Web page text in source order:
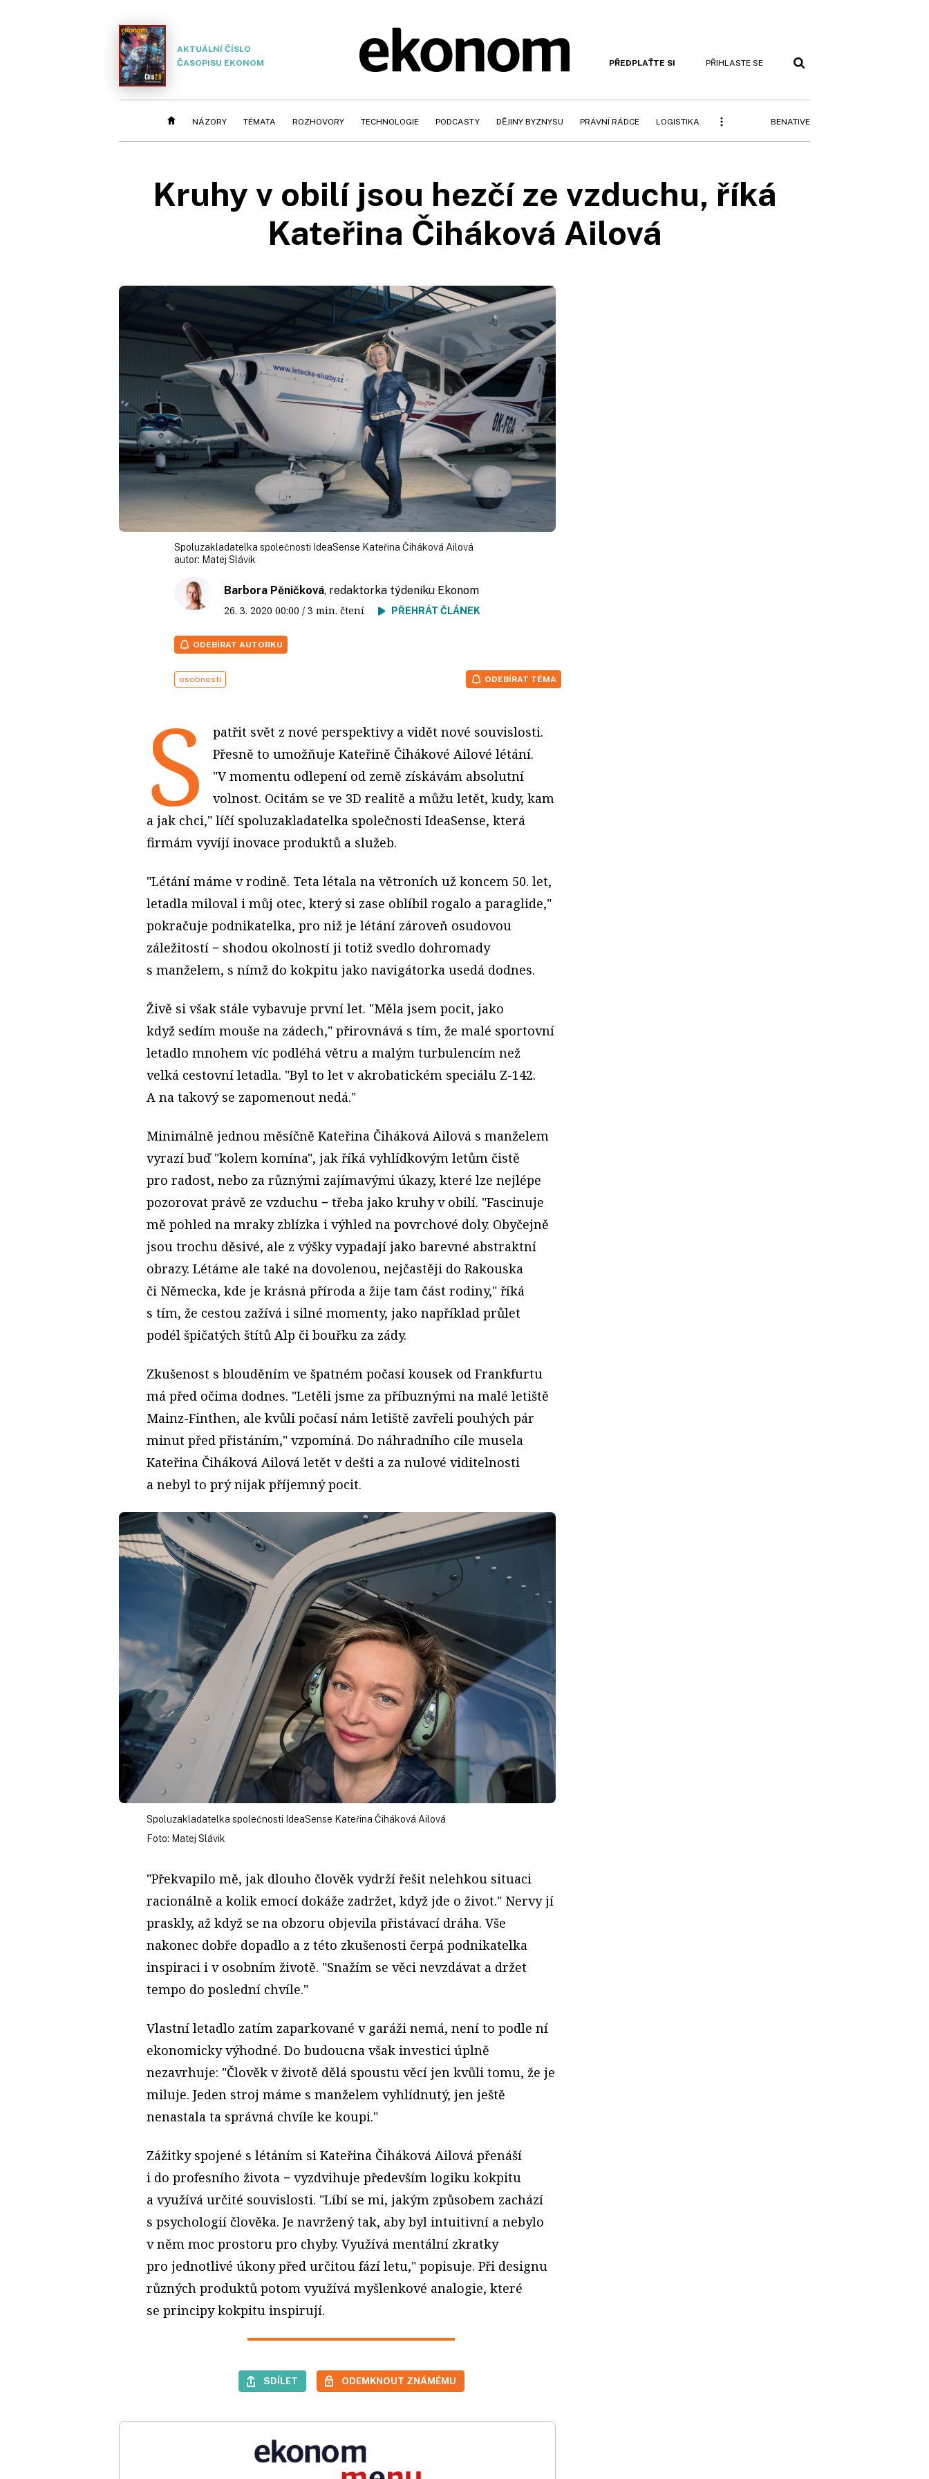
AKTUÁLNÍ ČÍSLO
ČASOPISU EKONOM
PŘEDPLAŤTE SI PŘIHLASTE SE
NÁZORY TÉMATA ROZHOVORY TECHNOLOGIE PODCASTY DĚJINY BYZNYSU PRÁVNÍ RÁDCE LOGISTIKA BENATIVE
Kruhy v obilí jsou hezčí ze vzduchu, říká
Kateřina Čiháková Ailová
Spoluzakladatelka společnosti IdeaSense Kateřina Čiháková Ailová
autor: Matej Slávik
Barbora Pěničková, redaktorka týdeníku Ekonom
26. 3. 2020 00:00 / 3 min. čtení PŘEHRÁT ČLÁNEK
ODEBÍRAT AUTORKU
osobnosti ODEBÍRAT TÉMA
S
patřit svět z nové perspektivy a vidět nové souvislosti.
Přesně to umožňuje Kateřině Čihákové Ailové létání.
"V momentu odlepení od země získávám absolutní
volnost. Ocitám se ve 3D realitě a můžu letět, kudy, kam
a jak chci," líčí spoluzakladatelka společnosti IdeaSense, která
firmám vyvíjí inovace produktů a služeb.
"Létání máme v rodině. Teta létala na větroních už koncem 50. let,
letadla miloval i můj otec, který si zase oblíbil rogalo a paraglide,"
pokračuje podnikatelka, pro niž je létání zároveň osudovou
záležitostí − shodou okolností ji totiž svedlo dohromady
s manželem, s nímž do kokpitu jako navigátorka usedá dodnes.
Živě si však stále vybavuje první let. "Měla jsem pocit, jako
když sedím mouše na zádech," přirovnává s tím, že malé sportovní
letadlo mnohem víc podléhá větru a malým turbulencím než
velká cestovní letadla. "Byl to let v akrobatickém speciálu Z-142.
A na takový se zapomenout nedá."
Minimálně jednou měsíčně Kateřina Čiháková Ailová s manželem
vyrazí buď "kolem komína", jak říká vyhlídkovým letům čistě
pro radost, nebo za různými zajímavými úkazy, které lze nejlépe
pozorovat právě ze vzduchu − třeba jako kruhy v obilí. "Fascinuje
mě pohled na mraky zblízka i výhled na povrchové doly. Obyčejně
jsou trochu děsivé, ale z výšky vypadají jako barevné abstraktní
obrazy. Létáme ale také na dovolenou, nejčastěji do Rakouska
či Německa, kde je krásná příroda a žije tam část rodiny," říká
s tím, že cestou zažívá i silné momenty, jako například průlet
podél špičatých štítů Alp či bouřku za zády.
Zkušenost s blouděním ve špatném počasí kousek od Frankfurtu
má před očima dodnes. "Letěli jsme za příbuznými na malé letiště
Mainz-Finthen, ale kvůli počasí nám letiště zavřeli pouhých pár
minut před přistáním," vzpomíná. Do náhradního cíle musela
Kateřina Čiháková Ailová letět v dešti a za nulové viditelnosti
a nebyl to prý nijak příjemný pocit.
Spoluzakladatelka společnosti IdeaSense Kateřina Čiháková Ailová
Foto: Matej Slávik
"Překvapilo mě, jak dlouho člověk vydrží řešit nelehkou situaci
racionálně a kolik emocí dokáže zadržet, když jde o život." Nervy jí
praskly, až když se na obzoru objevila přistávací dráha. Vše
nakonec dobře dopadlo a z této zkušenosti čerpá podnikatelka
inspiraci i v osobním životě. "Snažím se věci nevzdávat a držet
tempo do poslední chvíle."
Vlastní letadlo zatím zaparkované v garáži nemá, není to podle ní
ekonomicky výhodné. Do budoucna však investici úplně
nezavrhuje: "Člověk v životě dělá spoustu věcí jen kvůli tomu, že je
miluje. Jeden stroj máme s manželem vyhlídnutý, jen ještě
nenastala ta správná chvíle ke koupi."
Zážitky spojené s létáním si Kateřina Čiháková Ailová přenáší
i do profesního života − vyzdvihuje především logiku kokpitu
a využívá určité souvislosti. "Líbí se mi, jakým způsobem zachází
s psychologií člověka. Je navržený tak, aby byl intuitivní a nebylo
v něm moc prostoru pro chyby. Využívá mentální zkratky
pro jednotlivé úkony před určitou fází letu," popisuje. Při designu
různých produktů potom využívá myšlenkové analogie, které
se principy kokpitu inspirují.
SDÍLET ODEMKNOUT ZNÁMÉMU